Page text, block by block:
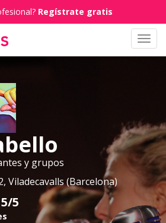
Regístrate gratis
y grupos
Viladecavalls (Barcelona)
5/5